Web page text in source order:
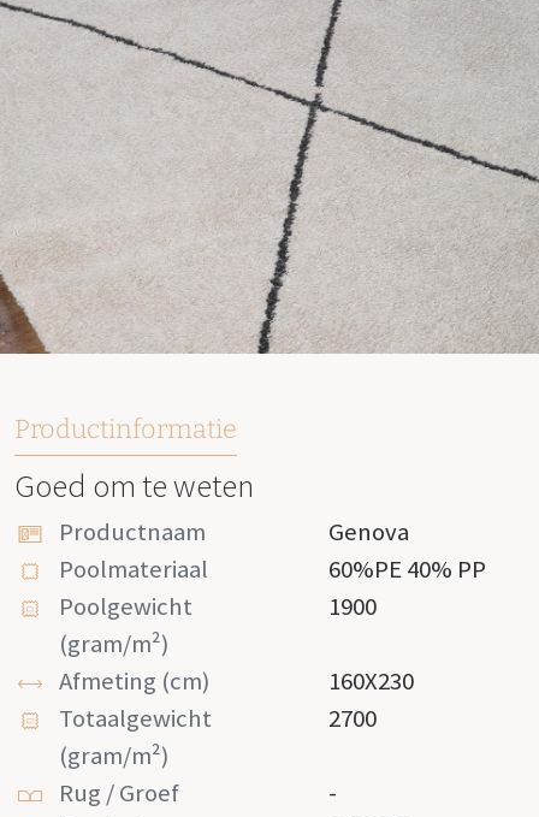
Productinformatie
Goed om te weten
Productnaam
Genova
Poolmateriaal
60%PE 40% PP
Poolgewicht
(gram/m²)
1900
Afmeting (cm)
160X230
Totaalgewicht
(gram/m²)
2700
Rug / Groef
-